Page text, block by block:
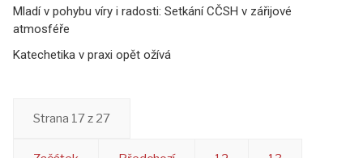
Mladí v pohybu víry i radosti: Setkání CČSH v zářijové
atmosféře
Katechetika v praxi opět ožívá
Strana 17 z 27